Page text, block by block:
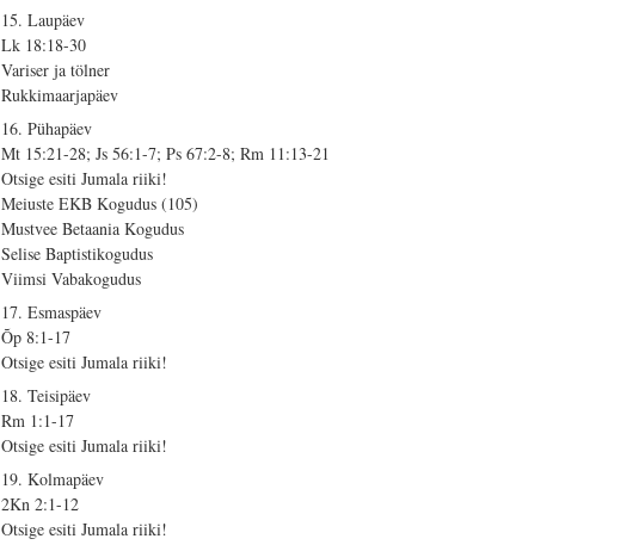
15. Laupäev
Lk 18:18-30
Variser ja tölner
Rukkimaarjapäev
16. Pühapäev
Mt 15:21-28; Js 56:1-7; Ps 67:2-8; Rm 11:13-21
Otsige esiti Jumala riiki!
Meiuste EKB Kogudus (105)
Mustvee Betaania Kogudus
Selise Baptistikogudus
Viimsi Vabakogudus
17. Esmaspäev
Õp 8:1-17
Otsige esiti Jumala riiki!
18. Teisipäev
Rm 1:1-17
Otsige esiti Jumala riiki!
19. Kolmapäev
2Kn 2:1-12
Otsige esiti Jumala riiki!